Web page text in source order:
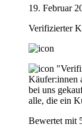
19. Februar
Verifizierter
Käufer:innen
bei uns
alle, die ein
Bewertet mit